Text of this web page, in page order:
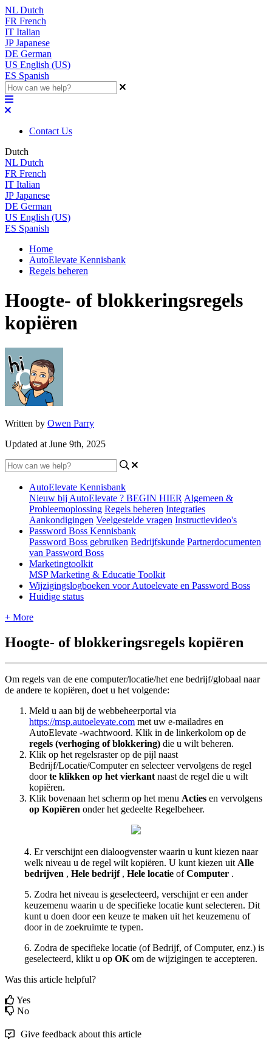
NL Dutch
FR French
IT Italian
JP Japanese
DE German
US English (US)
ES Spanish
Contact Us
Dutch
NL Dutch
FR French
IT Italian
JP Japanese
DE German
US English (US)
ES Spanish
Home
AutoElevate Kennisbank
Regels beheren
Hoogte- of blokkeringsregels
kopiëren
Written by Owen Parry
Updated at June 9th, 2025
AutoElevate Kennisbank
Nieuw bij AutoElevate ? BEGIN HIER Algemeen &
Probleemoplossing Regels beheren Integraties
Aankondigingen Veelgestelde vragen Instructievideo's
Password Boss Kennisbank
Password Boss gebruiken Bedrijfskunde Partnerdocumenten
van Password Boss
Marketingtoolkit
MSP Marketing & Educatie Toolkit
Wijzigingslogboeken voor Autoelevate en Password Boss
Huidige status
+ More
Hoogte- of blokkeringsregels kopiëren
Om regels van de ene computer/locatie/het ene bedrijf/globaal naar
de andere te kopiëren, doet u het volgende:
Meld u aan bij de webbeheerportal via
https://msp.autoelevate.com met uw e-mailadres en
AutoElevate -wachtwoord. Klik in de linkerkolom op de
regels (verhoging of blokkering) die u wilt beheren.
Klik op het regelsraster op de pijl naast
Bedrijf/Locatie/Computer en selecteer vervolgens de regel
door te klikken op het vierkant naast de regel die u wilt
kopiëren.
Klik bovenaan het scherm op het menu Acties en vervolgens
op Kopiëren onder het gedeelte Regelbeheer.
4. Er verschijnt een dialoogvenster waarin u kunt kiezen naar
welk niveau u de regel wilt kopiëren. U kunt kiezen uit Alle
bedrijven , Hele bedrijf , Hele locatie of Computer .
5. Zodra het niveau is geselecteerd, verschijnt er een ander
keuzemenu waarin u de specifieke locatie kunt selecteren. Dit
kunt u doen door een keuze te maken uit het keuzemenu of
door in de zoekruimte te typen.
6. Zodra de specifieke locatie (of Bedrijf, of Computer, enz.) is
geselecteerd, klikt u op OK om de wijzigingen te accepteren.
Was this article helpful?
Yes
No
Give feedback about this article